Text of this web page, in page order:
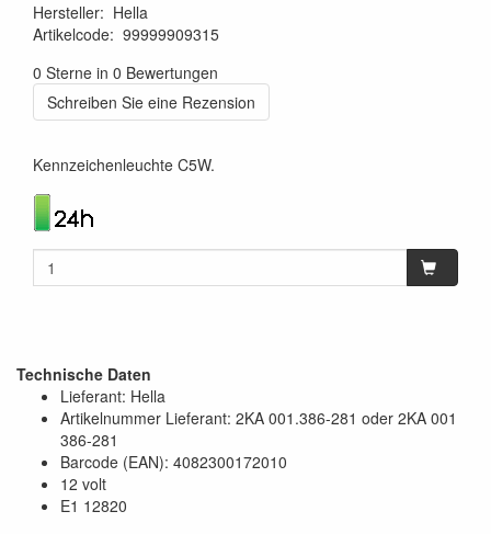
Hersteller: Hella
Artikelcode: 99999909315
0 Sterne in 0 Bewertungen
Schreiben Sie eine Rezension
Kennzeichenleuchte C5W.
Technische Daten
Lieferant: Hella
Artikelnummer Lieferant: 2KA 001.386-281 oder 2KA 001
386-281
Barcode (EAN): 4082300172010
12 volt
E1 12820